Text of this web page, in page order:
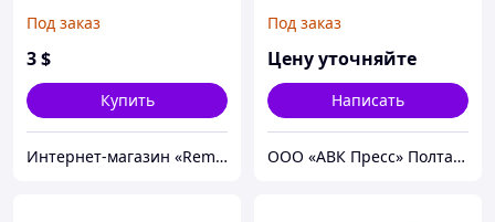
Под заказ
3$
Купить
Интернет-магазин «Rem-elektronik»
оборудованию по
производству продуктов
питания
Под заказ
Цену уточняйте
Написать
ООО «АВК Пресс» Полтавский завод порошковой металлургии